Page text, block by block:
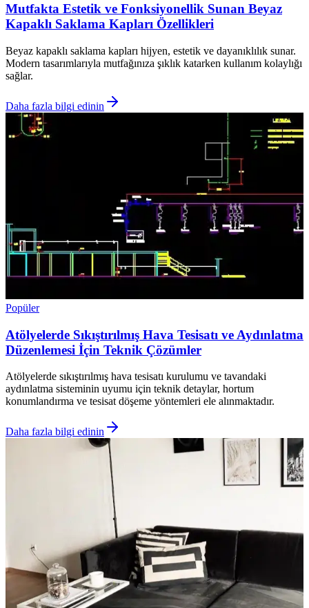
Mutfakta Estetik ve Fonksiyonellik Sunan Beyaz
Kapaklı Saklama Kapları Özellikleri
Beyaz kapaklı saklama kapları hijyen, estetik ve dayanıklılık sunar.
Modern tasarımlarıyla mutfağınıza şıklık katarken kullanım kolaylığı
sağlar.
Daha fazla bilgi edinin
Popüler
Atölyelerde Sıkıştırılmış Hava Tesisatı ve Aydınlatma
Düzenlemesi İçin Teknik Çözümler
Atölyelerde sıkıştırılmış hava tesisatı kurulumu ve tavandaki
aydınlatma sisteminin uyumu için teknik detaylar, hortum
konumlandırma ve tesisat döşeme yöntemleri ele alınmaktadır.
Daha fazla bilgi edinin